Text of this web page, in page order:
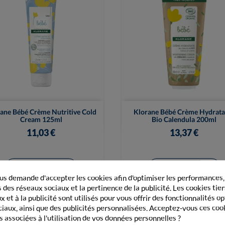
Bébé Crème Nutritive Cold
Cream 125ml
11,03 €
Vue rapide
Klorane Bébé Crème
Bio Calendula 200ml
13,37 €
Vue rapide
demande d'accepter les cookies afin d'optimiser les
réseaux sociaux et la pertinence de la publicité. Les cookies
et à la publicité sont utilisés pour vous offrir des fonctionnalités
ainsi que des publicités personnalisées. Acceptez-vous ces
associées à l'utilisation de vos données personnelles ?